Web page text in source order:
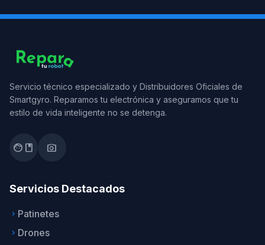
Servicio técnico especializado y Distribuidores Oficiales de
Smartgyro. Reparamos tu electrónica y aseguramos que tu
estilo de vida inteligente no se detenga.
facebook photo_camera
Servicios Destacados
keyboard_arrow_right Patinetes
keyboard_arrow_right Drones